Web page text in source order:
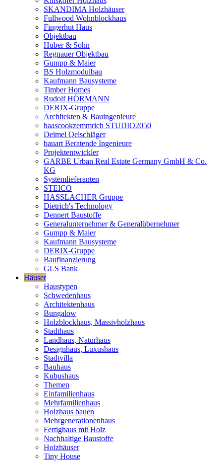
SKANDIMA Holzhäuser
Fullwood Wohnblockhaus
Fingerhut Haus
Objektbau
Huber & Sohn
Regnauer Objektbau
Gumpp & Maier
BS Holzmodulbau
Kaufmann Bausysteme
Timber Homes
Rudolf HÖRMANN
DERIX-Gruppe
Architekten & Bauingenieure
haascookzemmrich STUDIO2050
Deimel Oelschläger
bauart Beratende Ingenieure
Projektentwickler
GARBE Urban Real Estate Germany GmbH & Co.
KG
Systemlieferanten
STEICO
HASSLACHER Gruppe
Dietrich's Technology
Dennert Baustoffe
Generalunternehmer & Generalübernehmer
Gumpp & Maier
Kaufmann Bausysteme
DERIX-Gruppe
Baufinanzierung
GLS Bank
Häuser
Haustypen
Schwedenhaus
Architektenhaus
Bungalow
Holzblockhaus, Massivholzhaus
Stadthaus
Landhaus, Naturhaus
Designhaus, Luxushaus
Stadtvilla
Bauhaus
Kubushaus
Themen
Einfamilienhaus
Mehrfamilienhaus
Holzhaus bauen
Mehrgenerationenhaus
Fertighaus mit Holz
Nachhaltige Baustoffe
Holzhäuser
Tiny House